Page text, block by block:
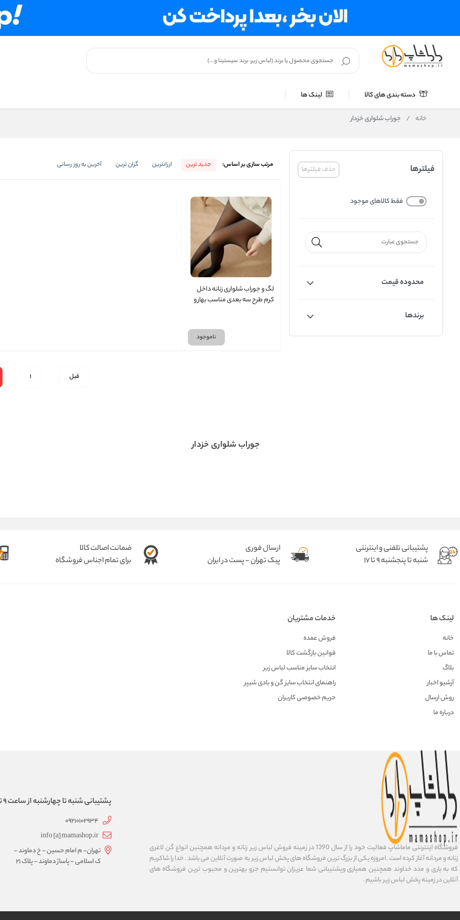
دسته بندی های کالا لینک ها
خانه / جوراب شلواری خزدار
حذف فیلترها فیلترها
فقط کالاهای موجود
محدوده قیمت
برندها
مرتب سازی بر اساس: جدید ترین ارزانترین گران ترین آخرین به روز رسانی
لگ و جوراب شلواری زنانه داخل
کرم طرح سه بعدی مناسب بهار و
ناموجود
قبل 1
جوراب شلواری خزدار
پشتیبانی تلفنی و اینترنتی
شنبه تا پنجشنبه 9 تا 17
ارسال فوری
پیک تهران - پست در ایران
ضمانت اصالت کالا
برای تمام اجناس فروشگاه
لینک ها
خانه
تماس با ما
بلاگ
آرشیو اخبار
روش ارسال
درباره ما
خدمات مشتریان
فروش عمده
قوانین بازگشت کالا
انتخاب سایز مناسب لباس زیر
راهنمای انتخاب سایز گن و بادی شیپر
حریم خصوصی کاربران
فروشگاه اینترنتی ماماشاپ فعالیت خود را از سال 1390 در زمینه فروش لباس زیر زنانه و مردانه همچنین انواع گن لاغری
زنانه و مردانه آغاز کرده است .امروزه یکی از بزرگ ترین فروشگاه های پخش لباس زیر به صورت آنلاین می باشد . خدا را شاکریم
که به یاری و مدد خداوند همچنین همیاری وپشتیبانی شما عزیزان توانستیم جزو بهترین و محبوب ترین فروشگاه های
آنلاین در زمینه پخش لباس زیر باشیم .
پشتیبانی شنبه تا چهارشنبه از ساعت 9 تا 17
09210102934
info [a] mamashop.ir
تهران- م امام حسین - خ دماوند -
ک اسلامی - پاساژ دماوند - پلاک 21